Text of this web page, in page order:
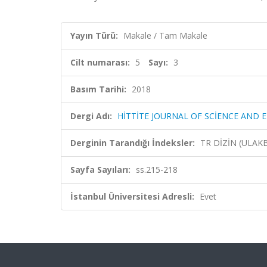
Yayın Türü: Makale / Tam Makale
Cilt numarası: 5 Sayı: 3
Basım Tarihi: 2018
Dergi Adı: HİTTİTE JOURNAL OF SCİENCE AND
Derginin Tarandığı İndeksler: TR DİZİN
Sayfa Sayıları: ss.215-218
İstanbul Üniversitesi Adresli: Evet